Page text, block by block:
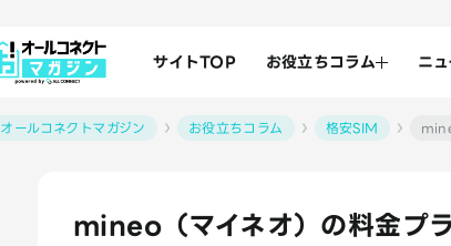
サイトTOP お役立ちコラム ニ
オールコネクトマガジン お役立ちコラム 格安SIM
mineo（マイネオ）の料金プ